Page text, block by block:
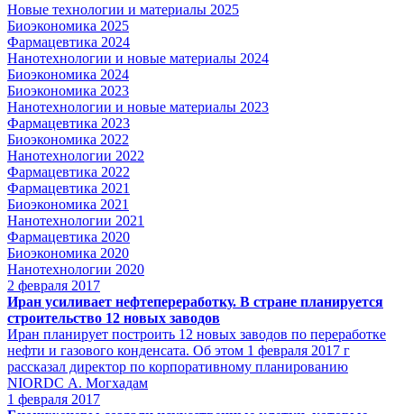
Новые технологии и материалы 2025
Биоэкономика 2025
Фармацевтика 2024
Нанотехнологии и новые материалы 2024
Биоэкономика 2024
Биоэкономика 2023
Нанотехнологии и новые материалы 2023
Фармацевтика 2023
Биоэкономика 2022
Нанотехнологии 2022
Фармацевтика 2022
Фармацевтика 2021
Биоэкономика 2021
Нанотехнологии 2021
Фармацевтика 2020
Биоэкономика 2020
Нанотехнологии 2020
2 февраля 2017
Иран усиливает нефтепереработку. В стране планируется
строительство 12 новых заводов
Иран планирует построить 12 новых заводов по переработке
нефти и газового конденсата. Об этом 1 февраля 2017 г
рассказал директор по корпоративному планированию
NIORDC А. Могхадам
1 февраля 2017